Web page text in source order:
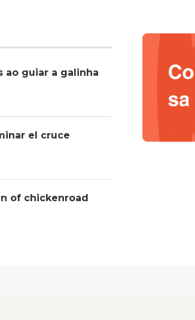
ao guiar a galinha
el cruce
of chickenroad